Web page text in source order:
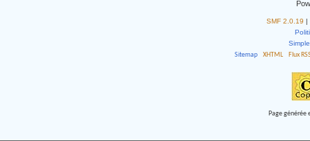
SMF 2.0.19 |
Sitemap
XHTML Flux
Page générée